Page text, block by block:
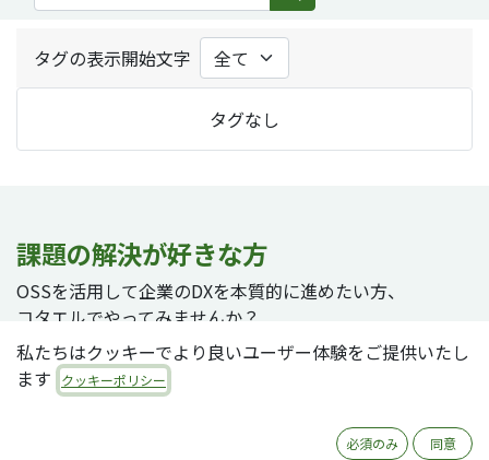
タグの表示開始文字
タグなし
課題の解決が好きな方
OSSを活用して企業のDXを本質的に進めたい方、
コタエルでやってみませんか？
私たちはクッキーでより良いユーザー体験をご提供いたし
ます
クッキーポリシー
必須のみ 同意